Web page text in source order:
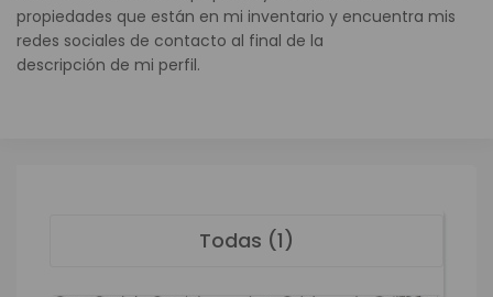
propiedades que están en mi inventario y encuentra mis
redes sociales de contacto al final de la
descripción de mi perfil.
Todas (1)